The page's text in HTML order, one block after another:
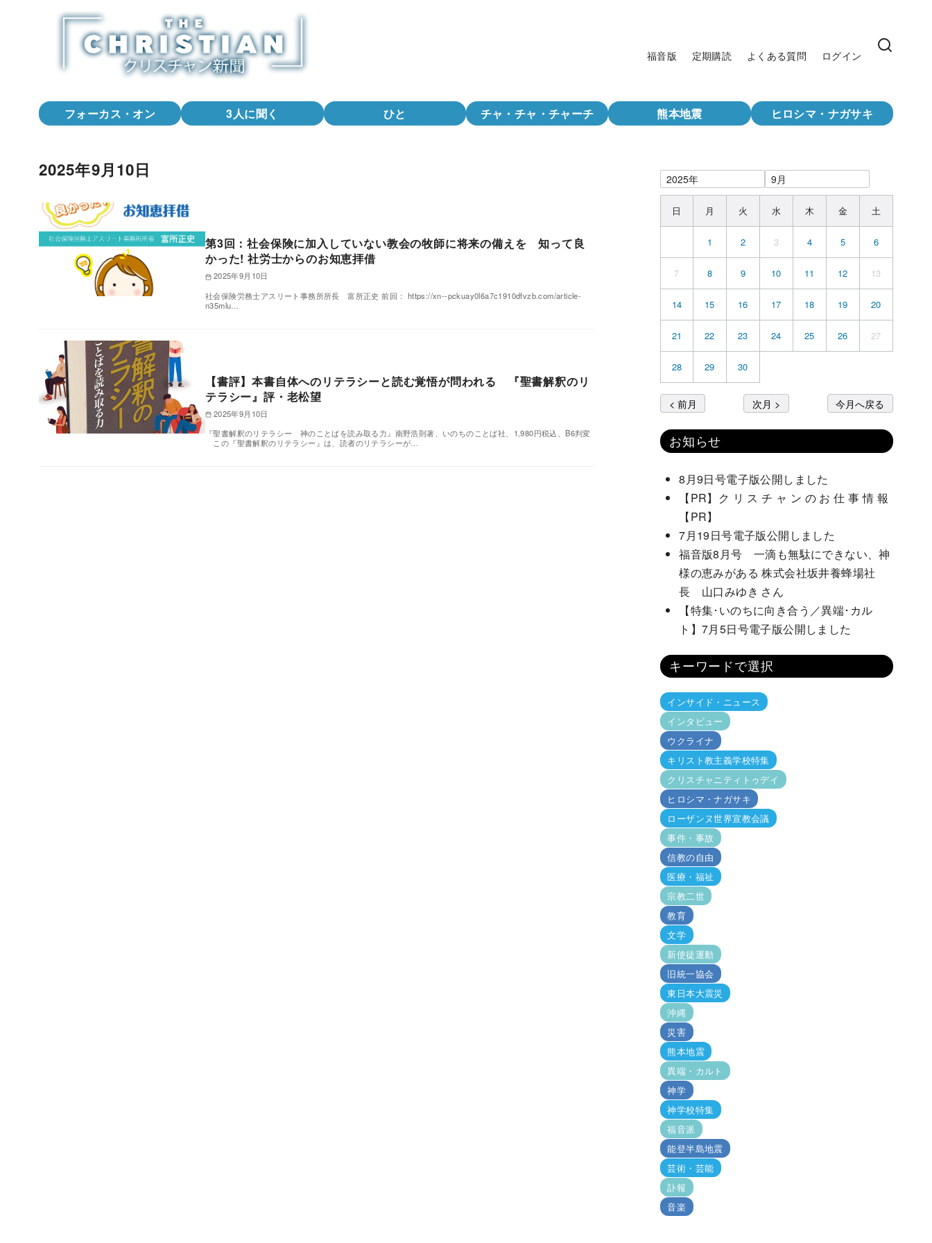
福音版 定期購読 よくある質問 ログイン
フォーカス・オン 3人に聞く ひと チャ・チャ・チャーチ 熊本地震 ヒロシマ・ナガサキ
2025年9月10日
第3回：社会保険に加入していない教会の牧師に将来の備えを 知って良
かった! 社労士からのお知恵拝借
2025年9月10日
社会保険労務士アスリート事務所所長 富所正史 前回： https://xn--pckuay0l6a7c1910dfvzb.com/article-
n35mlu…
【書評】本書自体へのリテラシーと読む覚悟が問われる 『聖書解釈のリ
テラシー』評・老松望
2025年9月10日
『聖書解釈のリテラシー 神のことばを読み取る力』南野浩則著、いのちのことば社、1,980円税込、B6判変
この『聖書解釈のリテラシー』は、読者のリテラシーが…
日 月 火 水 木 金 土
1 2 3 4 5 6
7 8 9 10 11 12 13
14 15 16 17 18 19 20
21 22 23 24 25 26 27
28 29 30
< 前月 次月 > 今月へ戻る
お知らせ
8月9日号電子版公開しました
【PR】ク リ ス チ ャ ン の お 仕 事 情 報
【PR】
7月19日号電子版公開しました
福音版8月号 一滴も無駄にできない、神
様の恵みがある 株式会社坂井養蜂場社
長 山口みゆき さん
【特集･いのちに向き合う／異端･カル
ト】7月5日号電子版公開しました
キーワードで選択
インサイド・ニュース
インタビュー
ウクライナ
キリスト教主義学校特集
クリスチャニティトゥデイ
ヒロシマ・ナガサキ
ローザンヌ世界宣教会議
事件・事故
信教の自由
医療・福祉
宗教二世
教育
文学
新使徒運動
旧統一協会
東日本大震災
沖縄
災害
熊本地震
異端・カルト
神学
神学校特集
福音派
能登半島地震
芸術・芸能
訃報
音楽